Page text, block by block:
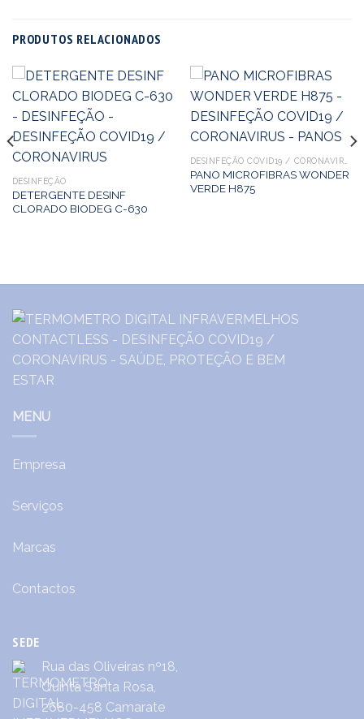
PRODUTOS RELACIONADOS
DESINFEÇÃO
DETERGENTE DESINF
CLORADO BIODEG C-630
PANO MICROFIBRAS WONDER
VERDE H875
MENU
Empresa
Serviços
Marcas
Contactos
SEDE
Rua das Oliveiras nº18,
Quinta Santa Rosa,
2680-458 Camarate